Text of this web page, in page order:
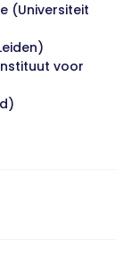
(Universiteit
voor